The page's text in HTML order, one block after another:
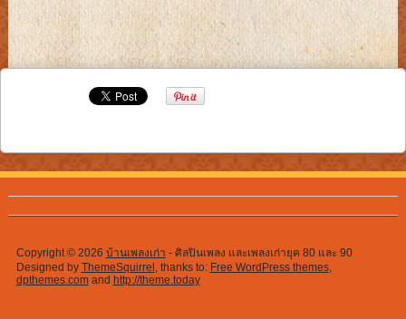
Copyright © 2026 บ้านเพลงเก่า - ศิลปินเพลง และเพลงเก่ายุค 80 และ 90
Designed by ThemeSquirrel , thanks to: Free WordPress themes,
dpthemes.comand http://theme.today